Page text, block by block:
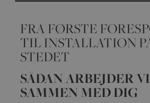
FRA FØRSTE
TIL INSTALLATION
STEDET
SÅDAN ARBEJDER VI
SAMMEN MED DIG